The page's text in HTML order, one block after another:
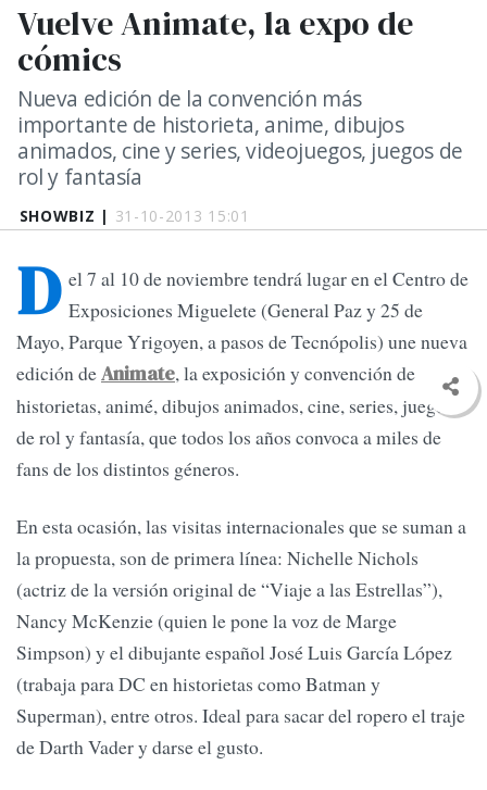
SHOWBIZ | 31-10-2013 15:01
Vuelve Animate, la expo de
cómics
Nueva edición de la convención más
importante de historieta, anime, dibujos
animados, cine y series, videojuegos, juegos de
rol y fantasía
D el 7 al 10 de noviembre tendrá lugar en el Centro de
Exposiciones Miguelete (General Paz y 25 de
Mayo, Parque Yrigoyen, a pasos de Tecnópolis) une nueva
edición deAnimate, la exposición y convención de
historietas, animé, dibujos animados, cine, series, juegos
de rol y fantasía, que todos los años convoca a miles de
fans de los distintos géneros.
En esta ocasión, las visitas internacionales que se suman a
la propuesta, son de primera línea: Nichelle Nichols
(actriz de la versión original de “Viaje a las Estrellas”),
Nancy McKenzie (quien le pone la voz de Marge
Simpson) y el dibujante español José Luis García López
(trabaja para DC en historietas como Batman y
Superman), entre otros. Ideal para sacar del ropero el traje
de Darth Vader y darse el gusto.